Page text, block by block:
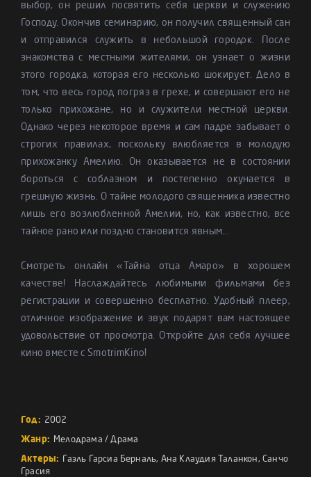
выбор, он решил посвятить себя церкви и служению
Господу. Окончив семинарию, он получил священный сан
и отправился служить в небольшой городок. После
знакомства с местными жителями, он узнает о жизни
этого городка, которая его несколько шокирует. Дело в
том, что весь город погряз в грехе, и совершают его не
только прихожане, но и служители местной церкви.
Однако через некоторое время и сам падре забывает о
строгих правилах, поскольку влюбляется в молодую
прихожанку Амелию. Он оказывается не в состоянии
бороться с соблазном и постепенно окунается в
грешную жизнь. О тайне молодого священника известно
лишь его возлюбленной Амелии, но, как известно, все
тайное рано или поздно становится явным...
Смотреть онлайн «Тайна отца Амаро» в хорошем
качестве! Наслаждайтесь любимыми фильмами без
регистрации и совершенно бесплатно. Удобный плеер,
отличное изображение и звук подарят вам настоящее
удовольствие от просмотра. Откройте для себя лучшее
кино вместе с SmotrimKino!
Год: 2002
Жанр: Мелодрама /Драма
Актеры: Гаэль Гарсиа Берналь, Ана Клаудия Таланкон, Санчо
Грасия